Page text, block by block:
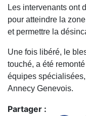
Les intervenants ont
pour atteindre la
et permettre la
Une fois libéré, le
touché, a été
équipes spécialisées,
Annecy Genevois.
Partager :